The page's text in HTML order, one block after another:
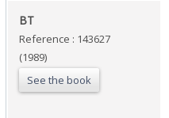
‎BT ‎
Reference : 143627
(1989)
See the book